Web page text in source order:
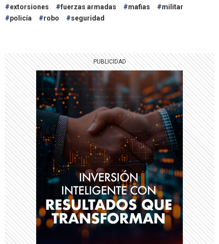
extorsiones
fuerzas armadas mafias
militar
policía
robo seguridad